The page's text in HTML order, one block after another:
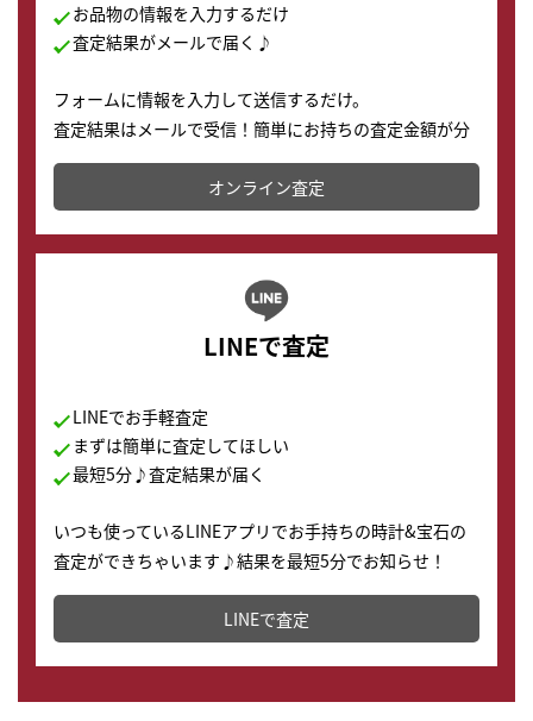
お品物の情報を入力するだけ
査定結果がメールで届く♪
フォームに情報を入力して送信するだけ。
査定結果はメールで受信！簡単にお持ちの査定金額が分
かります。
オンライン査定
LINEで査定
LINEでお手軽査定
まずは簡単に査定してほしい
最短5分♪査定結果が届く
いつも使っているLINEアプリでお手持ちの時計&宝石の
査定ができちゃいます♪結果を最短5分でお知らせ！
どこからでもすぐに査定金額を知ることが出来ます。
LINEで査定